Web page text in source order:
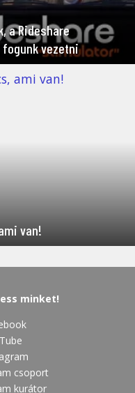
a Rideshare
vezetni
van!
minket!
csoport
kurátor